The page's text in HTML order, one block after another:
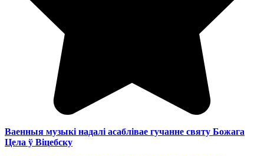
Ваенныя музыкі надалі асаблівае гучанне святу Божага
Цела ў Віцебску